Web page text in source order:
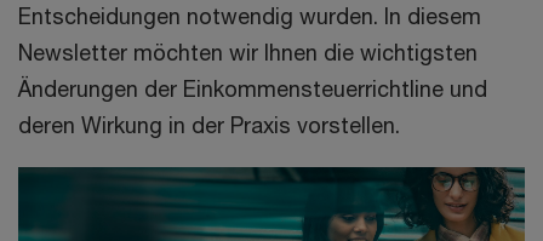
Entscheidungen notwendig wurden. In diesem
Newsletter möchten wir Ihnen die wichtigsten
Änderungen der Einkommensteuerrichtline und
deren Wirkung in der Praxis vorstellen.